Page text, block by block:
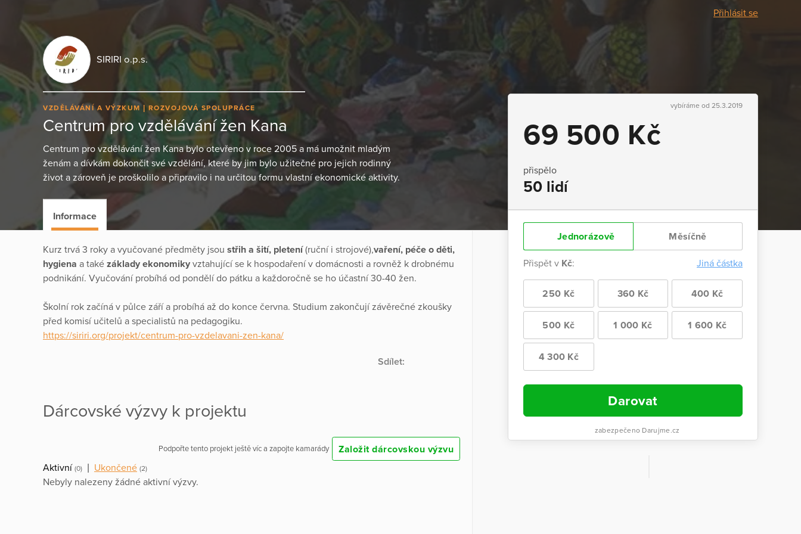
Přihlásit se
SIRIRI o.p.s.
VZDĚLÁVÁNÍ A VÝZKUM ROZVOJOVÁ SPOLUPRÁCE
Centrum pro vzdělávání žen Kana
Centrum pro vzdělávání žen Kana bylo otevřeno v roce 2005 a má umožnit mladým
ženám a dívkám dokončit své vzdělání, které by jim bylo užitečné pro jejich rodinný
život a zároveň je proškolilo a připravilo i na určitou formu vlastní ekonomické aktivity.
vybíráme od 25.3.2019
69 500 Kč
přispělo
50 lidí
Jednorázově Měsíčně
Přispět v Kč: Jiná částka
250 Kč 360 Kč 400 Kč
500 Kč 1 000 Kč 1 600 Kč
4 300 Kč
Darovat
zabezpečeno Darujme.cz
Informace
Kurz trvá 3 roky a vyučované předměty jsou střih a šití, pletení(ruční i strojové),vaření, péče o děti,
hygiena a také základy ekonomiky vztahující se k hospodaření v domácnosti a rovněž k drobnému
podnikání. Vyučování probíhá od pondělí do pátku a každoročně se ho účastní 30-40 žen.
Školní rok začíná v půlce září a probíhá až do konce června. Studium zakončují závěrečné zkoušky
před komisí učitelů a specialistů na pedagogiku.
https://siriri.org/projekt/centrum-pro-vzdelavani-zen-kana/
Sdílet:
Dárcovské výzvy k projektu
Podpořte tento projekt ještě víc a zapojte kamarády
Založit dárcovskou výzvu
Aktivní (0) Ukončené (2)
Nebyly nalezeny žádné aktivní výzvy.